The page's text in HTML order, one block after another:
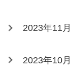
2023年11月
2023年10月